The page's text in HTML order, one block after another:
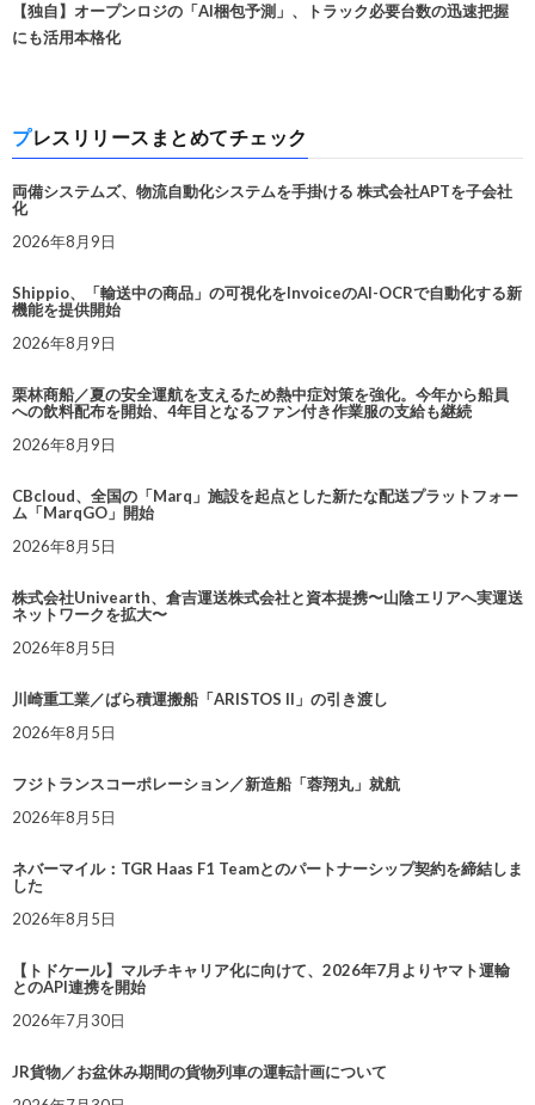
【独自】オープンロジの「AI梱包予測」、トラック必要台数の迅速把握
にも活用本格化
プレスリリースまとめてチェック
両備システムズ、物流自動化システムを手掛ける 株式会社APTを子会社
化
2026年8月9日
Shippio、「輸送中の商品」の可視化をInvoiceのAI-OCRで自動化する新
機能を提供開始
2026年8月9日
栗林商船／夏の安全運航を支えるため熱中症対策を強化。今年から船員
への飲料配布を開始、4年目となるファン付き作業服の支給も継続
2026年8月9日
CBcloud、全国の「Marq」施設を起点とした新たな配送プラットフォー
ム「MarqGO」開始
2026年8月5日
株式会社Univearth、倉吉運送株式会社と資本提携〜山陰エリアへ実運送
ネットワークを拡大〜
2026年8月5日
川崎重工業／ばら積運搬船「ARISTOS II」の引き渡し
2026年8月5日
フジトランスコーポレーション／新造船「蓉翔丸」就航
2026年8月5日
ネバーマイル：TGR Haas F1 Teamとのパートナーシップ契約を締結しま
した
2026年8月5日
【トドケール】マルチキャリア化に向けて、2026年7月よりヤマト運輸
とのAPI連携を開始
2026年7月30日
JR貨物／お盆休み期間の貨物列車の運転計画について